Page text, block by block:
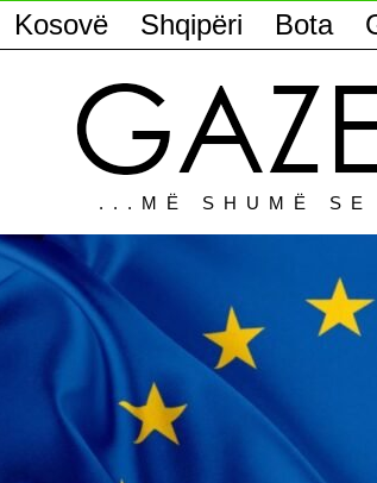
Kosovë Shqipëri Bota
...MË SHUMË SE